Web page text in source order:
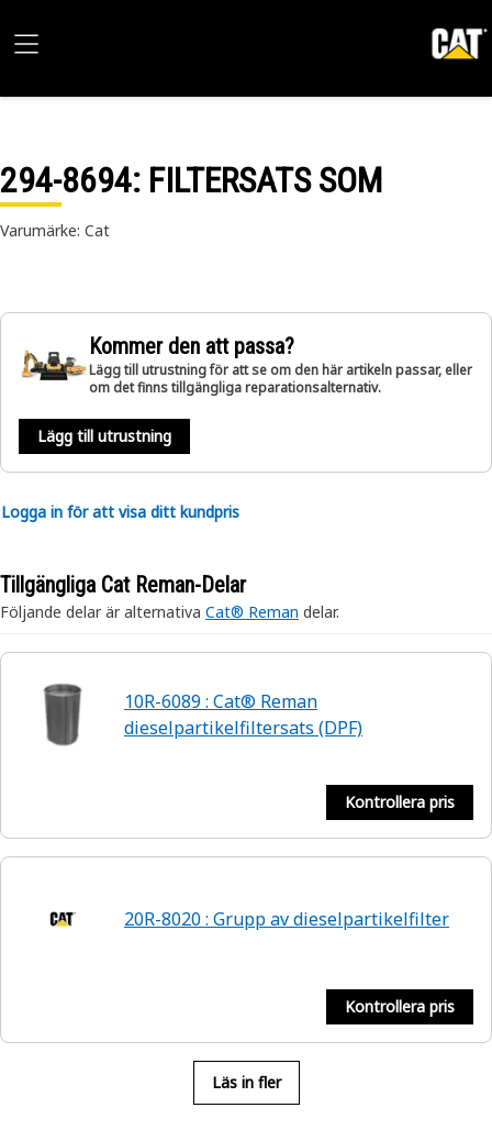
294-8694: FILTERSATS SOM
Varumärke: Cat
Kommer den att passa?
Lägg till utrustning för att se om den här artikeln passar, eller
om det finns tillgängliga reparationsalternativ.
Lägg till utrustning
Logga in för att visa ditt kundpris
Tillgängliga Cat Reman-Delar
Följande delar är alternativa Cat® Reman delar.
10R-6089 : Cat® Reman
dieselpartikelfiltersats (DPF)
Kontrollera pris
20R-8020 : Grupp av dieselpartikelfilter
Kontrollera pris
Läs in fler